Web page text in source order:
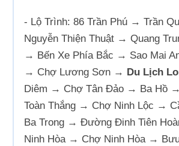
- Lộ Trình: 86 Trần Phú → Trần
Nguyễn Thiện Thuật → Quang
→ Bến Xe Phía Bắc → Sao Mai
→ Chợ Lương Sơn → Du Lịch
Diêm → Chợ Tân Đảo → Ba Hồ
Toàn Thắng → Chợ Ninh Lộc →
Ba Trong → Đường Đinh Tiên
Ninh Hòa → Chợ Ninh Hòa →